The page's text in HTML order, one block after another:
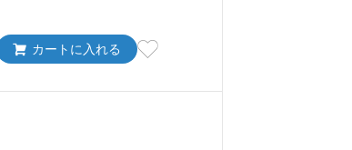
カートに入れる